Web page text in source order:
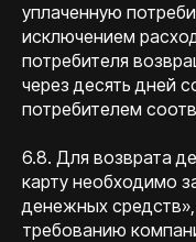
уплаченную
исключением
потребителя
через десять дней
потребителем
6.8. Для возврата
карту необходимо
денежных
требованию